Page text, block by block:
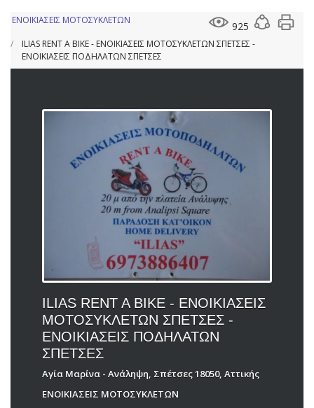
925
ΕΝΟΙΚΙΑΣΕΙΣ ΜΟΤΟΣΥΚΛΕΤΩΝ
ILIAS RENT A BIKE - ΕΝΟΙΚΙΑΣΕΙΣ ΜΟΤΟΣΥΚΛΕΤΩΝ ΣΠΕΤΣΕΣ -
ΕΝΟΙΚΙΑΣΕΙΣ ΠΟΔΗΛΑΤΩΝ ΣΠΕΤΣΕΣ
ILIAS RENT A BIKE - ΕΝΟΙΚΙΑΣΕΙΣ
ΜΟΤΟΣΥΚΛΕΤΩΝ ΣΠΕΤΣΕΣ -
ΕΝΟΙΚΙΑΣΕΙΣ ΠΟΔΗΛΑΤΩΝ
ΣΠΕΤΣΕΣ
Αγία Μαρίνα - Ανάληψη, Σπέτσες 18050, Αττικής
ΕΝΟΙΚΙΑΣΕΙΣ ΜΟΤΟΣΥΚΛΕΤΩΝ